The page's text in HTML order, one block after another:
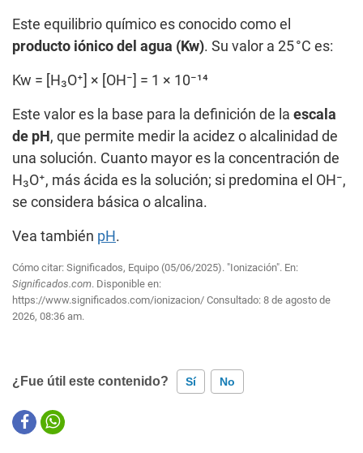
Este equilibrio químico es conocido como el
producto iónico del agua (Kw). Su valor a 25 °C es:
Kw = [H₃O⁺] × [OH⁻] = 1 × 10⁻¹⁴
Este valor es la base para la definición de la escala
de pH , que permite medir la acidez o alcalinidad de
una solución. Cuanto mayor es la concentración de
H₃O⁺, más ácida es la solución; si predomina el OH⁻,
se considera básica o alcalina.
Vea también pH .
Cómo citar: Significados, Equipo (05/06/2025). "Ionización". En:
Significados.com. Disponible en:
https://www.significados.com/ionizacion/ Consultado: 8 de agosto de
2026, 08:36 am.
¿Fue útil este contenido? Sí No
Este contenido contiene información incorrecta